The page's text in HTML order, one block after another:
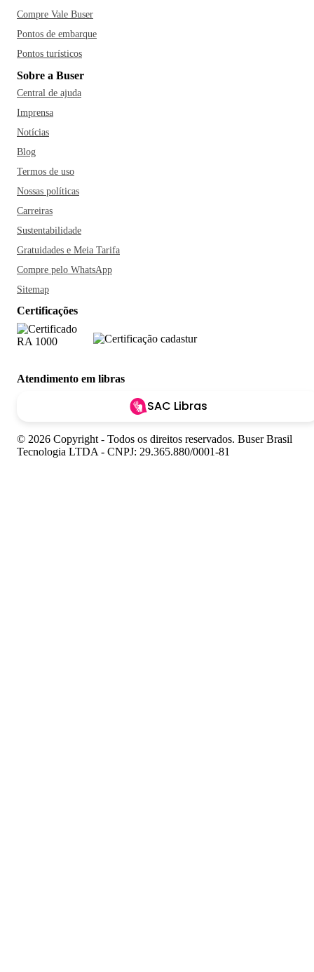
Compre Vale Buser
Pontos de embarque
Pontos turísticos
Sobre a Buser
Central de ajuda
Imprensa
Notícias
Blog
Termos de uso
Nossas políticas
Carreiras
Sustentabilidade
Gratuidades e Meia Tarifa
Compre pelo WhatsApp
Sitemap
Certificações
Atendimento em libras
SAC Libras
© 2026 Copyright - Todos os direitos reservados. Buser Brasil
Tecnologia LTDA - CNPJ: 29.365.880/0001-81